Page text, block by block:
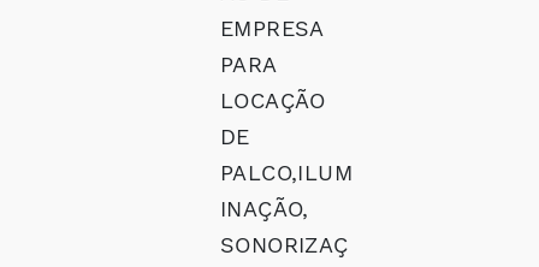
EMPRESA
PARA
LOCAÇÃO
DE
PALCO,ILUM
INAÇÃO,
SONORIZAÇ